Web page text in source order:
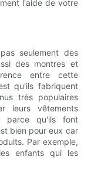
l'aide de votre
seulement des
des montres et
entre cette
qu'ils fabriquent
très populaires
leurs vêtements
parce qu'ils font
bien pour eux car
Par exemple,
enfants qui les